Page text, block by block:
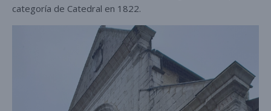
categoría de Catedral en 1822.